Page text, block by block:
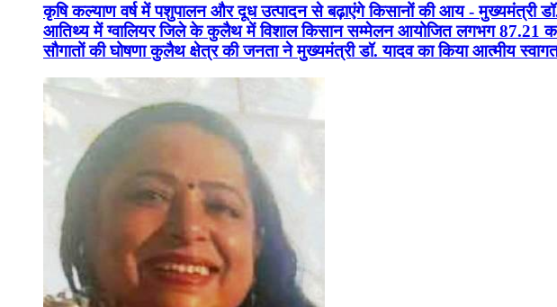
कृषि कल्याण वर्ष में पशुपालन और दूध उत्पादन से बढ़ाएंगे किसानों की आय - मुख्यमंत्री
आतिथ्य में ग्वालियर जिले के कुलैथ में विशाल किसान सम्मेलन आयोजित लगभग 87.21
सौगातों की घोषणा कुलैथ क्षेत्र की जनता ने मुख्यमंत्री डॉ. यादव का किया आत्मीय